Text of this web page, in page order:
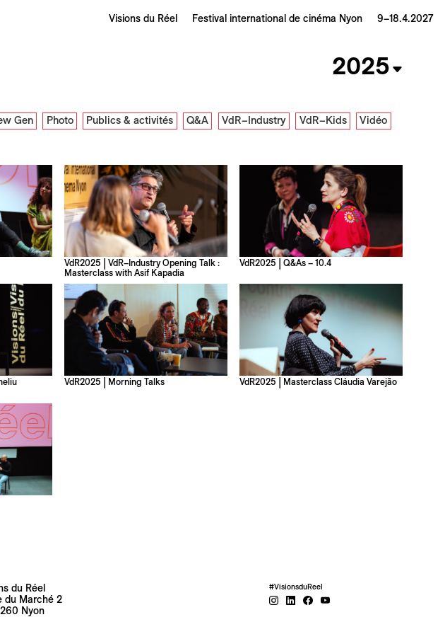
Visions du Réel Festival international de cinéma Nyon 9–18.4.2027
2025
Gen Photo Publics & activités Q&A VdR–Industry VdR–Kids
Vidéo
VdR2025 | VdR–Industry Opening Talk :
Masterclass with Asif Kapadia
VdR2025 | Q&As – 10.4
VdR2025 | Morning Talks VdR2025 | Masterclass Cláudia Varejão
du Réel
du Marché 2
Nyon
#VisionsduReel